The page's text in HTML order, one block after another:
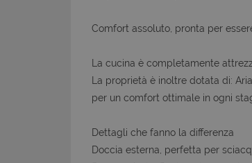
Comfort assoluto, pronta per
La cucina è completamente
La proprietà è inoltre dotata di:
per un comfort ottimale in ogni
Dettagli che fanno la differenza
Doccia esterna, perfetta per